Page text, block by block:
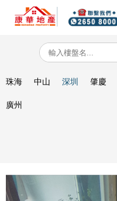
珠海 中山 深圳 肇慶
廣州